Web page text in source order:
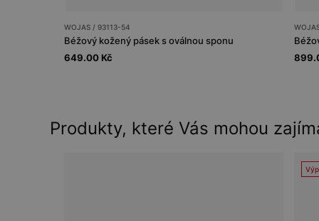
WOJAS / 93113-54
Béžový kožený pásek s oválnou sponu
649.00 Kč
Produkty, které Vás mohou